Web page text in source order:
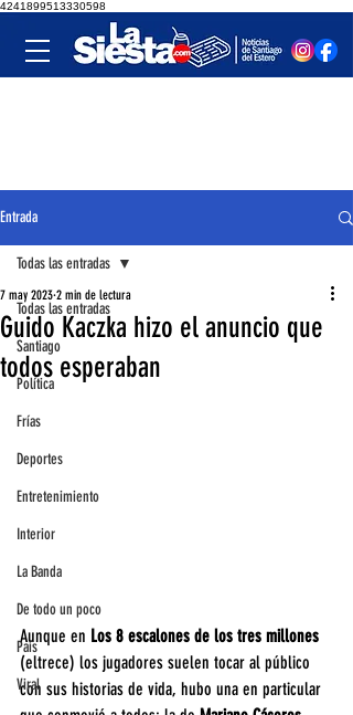
4241899513330598
Entrada
Todas las entradas
Santiago
Política
Frías
Deportes
Entretenimiento
Interior
La Banda
De todo un poco
País
Viral
Todas las entradas
Guido Kaczka hizo el anuncio que
todos esperaban
7 may 2023 2 min de lectura
Aunque en Los 8 escalones de los tres millones
(eltrece) los jugadores suelen tocar al público
con sus historias de vida, hubo una en particular